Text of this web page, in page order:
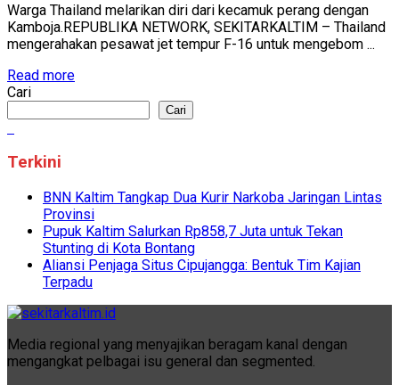
Warga Thailand melarikan diri dari kecamuk perang dengan
Kamboja.REPUBLIKA NETWORK, SEKITARKALTIM – Thailand
mengerahakan pesawat jet tempur F-16 untuk mengebom ...
Read more
Cari
Cari
Terkini
BNN Kaltim Tangkap Dua Kurir Narkoba Jaringan Lintas
Provinsi
Pupuk Kaltim Salurkan Rp858,7 Juta untuk Tekan
Stunting di Kota Bontang
Aliansi Penjaga Situs Cipujangga: Bentuk Tim Kajian
Terpadu
Media regional yang menyajikan beragam kanal dengan
mengangkat pelbagai isu general dan segmented.